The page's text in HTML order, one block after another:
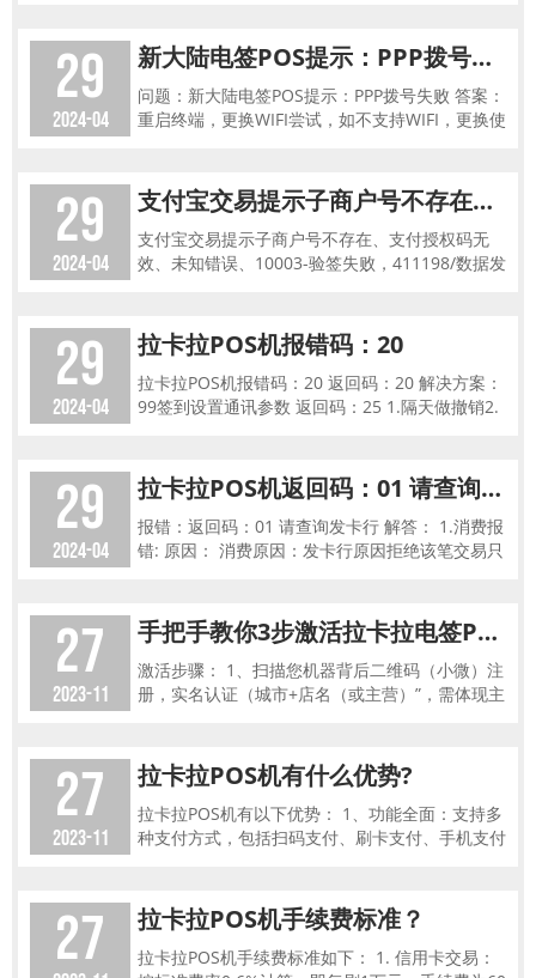
29
2024-04
新大陆电签POS提示：PPP拨号失败
问题：新大陆电签POS提示：PPP拨号失败 答案：
重启终端，更换WIFI尝试，如不支持WIFI，更换使
29
2024-04
支付宝交易提示子商户号不存在、支付授权码无效、未知错误、10003-验签失败
支付宝交易提示子商户号不存在、支付授权码无
效、未知错误、10003-验签失败，411198/数据发
29
2024-04
拉卡拉POS机报错码：20
拉卡拉POS机报错码：20 返回码：20 解决方案：
99签到设置通讯参数 返回码：25 1.隔天做撤销2.
29
2024-04
拉卡拉POS机返回码：01 请查询发卡行
报错：返回码：01 请查询发卡行 解答： 1.消费报
错: 原因： 消费原因：发卡行原因拒绝该笔交易只
27
2023-11
手把手教你3步激活拉卡拉电签POS机(图解开通流程教程)
激活步骤： 1、扫描您机器背后二维码（小微）注
册，实名认证（城市+店名（或主营）”，需体现主
27
2023-11
拉卡拉POS机有什么优势?
拉卡拉POS机有以下优势： 1、功能全面：支持多
种支付方式，包括扫码支付、刷卡支付、手机支付
27 拉卡拉POS机手续费标准？
拉卡拉POS机手续费标准如下： 1. 信用卡交易：